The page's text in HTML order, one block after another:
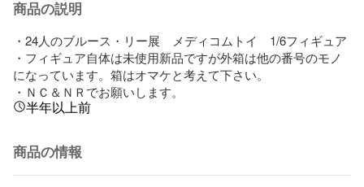
商品の説明
・24人のブルース・リー展　メディコムトイ　1/6フィギュア
・フィギュア自体は未使用新品ですが外箱は他の番号のモノ
になっています。箱はオマケと考えて下さい。
・ＮＣ＆ＮＲでお願いします。
半年以上前
商品の情報